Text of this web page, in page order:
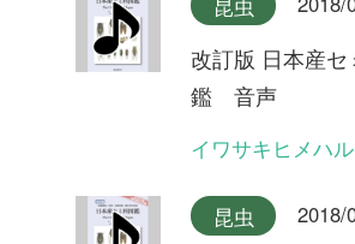
改訂版 日本産セミ科図
鑑 音声
エゾハルゼミ(合唱)
昆虫 2018/07/06
改訂版 日本産セミ科図
鑑 音声